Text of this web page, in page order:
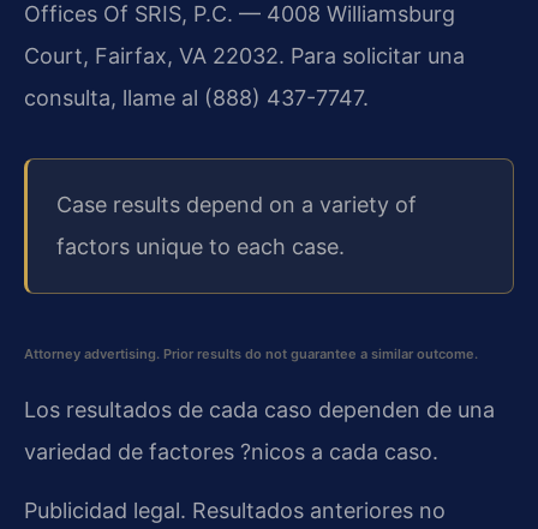
Offices Of SRIS, P.C. — 4008 Williamsburg
Court, Fairfax, VA 22032. Para solicitar una
consulta, llame al (888) 437-7747.
Case results depend on a variety of
factors unique to each case.
Attorney advertising. Prior results do not guarantee a similar outcome.
Los resultados de cada caso dependen de una
variedad de factores ?nicos a cada caso.
Publicidad legal. Resultados anteriores no